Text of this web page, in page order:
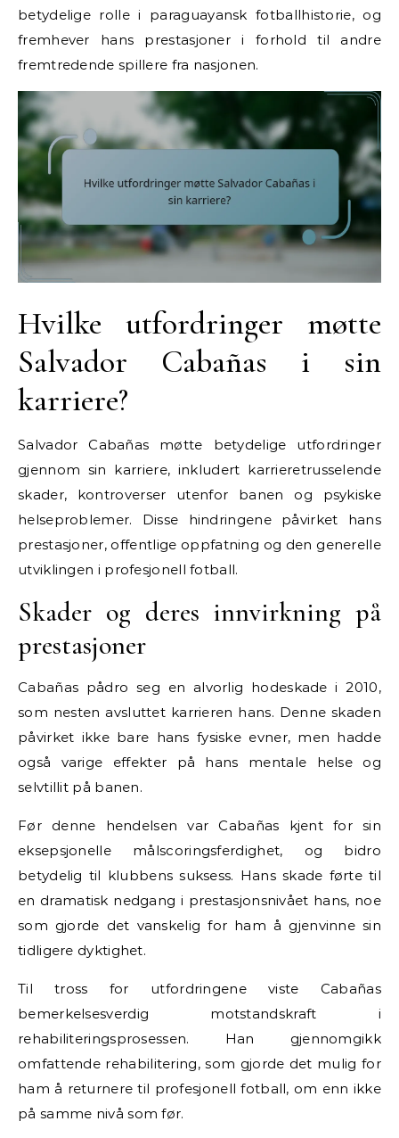
betydelige rolle i paraguayansk fotballhistorie, og
fremhever hans prestasjoner i forhold til andre
fremtredende spillere fra nasjonen.
Hvilke utfordringer møtte
Salvador Cabañas i sin
karriere?
Salvador Cabañas møtte betydelige utfordringer
gjennom sin karriere, inkludert karrieretrusselende
skader, kontroverser utenfor banen og psykiske
helseproblemer. Disse hindringene påvirket hans
prestasjoner, offentlige oppfatning og den generelle
utviklingen i profesjonell fotball.
Skader og deres innvirkning på
prestasjoner
Cabañas pådro seg en alvorlig hodeskade i 2010,
som nesten avsluttet karrieren hans. Denne skaden
påvirket ikke bare hans fysiske evner, men hadde
også varige effekter på hans mentale helse og
selvtillit på banen.
Før denne hendelsen var Cabañas kjent for sin
eksepsjonelle målscoringsferdighet, og bidro
betydelig til klubbens suksess. Hans skade førte til
en dramatisk nedgang i prestasjonsnivået hans, noe
som gjorde det vanskelig for ham å gjenvinne sin
tidligere dyktighet.
Til tross for utfordringene viste Cabañas
bemerkelsesverdig motstandskraft i
rehabiliteringsprosessen. Han gjennomgikk
omfattende rehabilitering, som gjorde det mulig for
ham å returnere til profesjonell fotball, om enn ikke
på samme nivå som før.